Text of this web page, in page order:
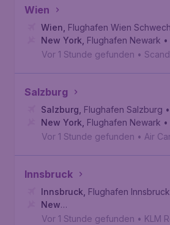
Wien
Wien Flughafen Wien
New York Flughafen Newark
Vor 1 Stunde gefunden •
Salzburg
Salzburg Flughafen Salzburg
New York Flughafen Newark
Vor 1 Stunde gefunden • Air
Innsbruck
Innsbruck Flughafen Innsbruck
New
York, Internationaler Flughafen
Vor 1 Stunde gefunden • KLM